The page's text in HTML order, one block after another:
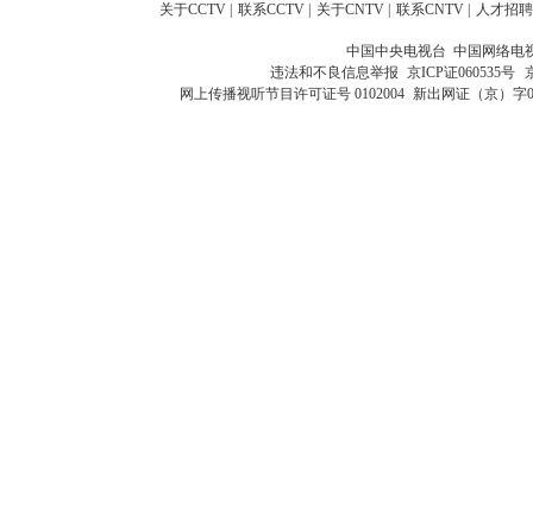
关于CCTV 联系CCTV 关于CNTV 联系CNTV 人才招聘
中国中央电视台 中国网络电
违法和不良信息举报 京ICP证060535号
网上传播视听节目许可证号 0102004 新出网证（京）